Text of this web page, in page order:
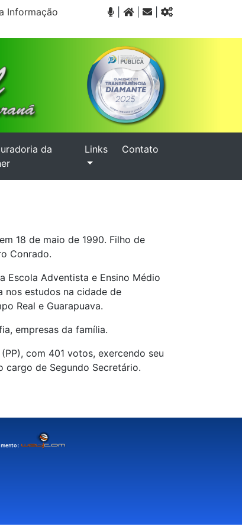
Informação |
da
Links Contato
18 de maio de 1990. Filho de
Conrado.
Escola Adventista e Ensino Médio
nos estudos na cidade de
Real e Guarapuava.
empresas da família.
com 401 votos, exercendo seu
cargo de Segundo Secretário.